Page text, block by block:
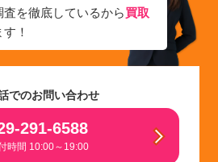
を徹底しているから買取
す！
でのお問い合わせ
291-6588
時間 10:00～19:00